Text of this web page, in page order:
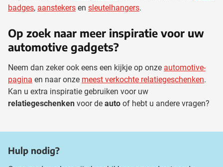
badges, aanstekers en sleutelhangers.
Op zoek naar meer inspiratie voor uw
automotive gadgets?
Neem dan zeker ook eens een kijkje op onze automotive-
pagina en naar onze meest verkochte relatiegeschenken.
Kan u extra inspiratie gebruiken voor uw
relatiegeschenken voor de auto of hebt u andere vragen?
Hulp nodig?